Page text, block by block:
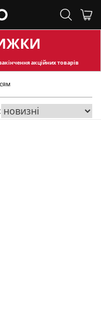
акційних товарів